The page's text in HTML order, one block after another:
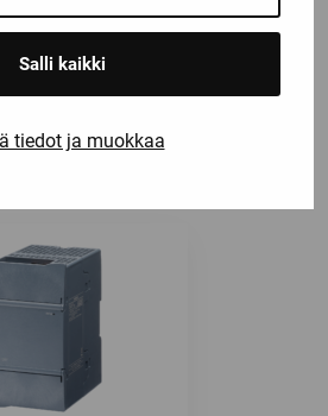
Salli kaikki
tiedot ja muokkaa
kiinnostunut myös
näistä